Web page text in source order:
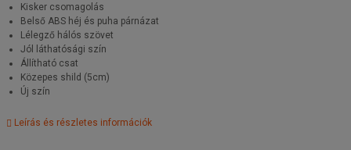
Kisker csomagolás
Belső ABS héj és puha párnázat
Lélegző hálós szövet
Jól láthatósági szín
Állítható csat
Közepes shild (5cm)
Új szín
Leírás és részletes információk